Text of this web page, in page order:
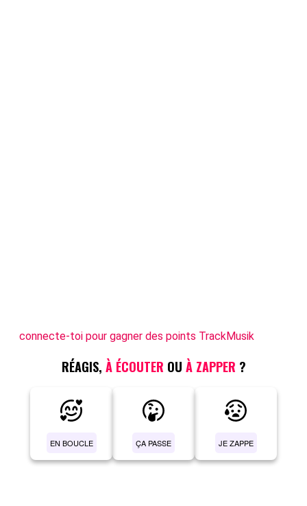
connecte-toi pour gagner des points TrackMusik
RÉAGIS, À ÉCOUTER OU À ZAPPER ?
EN BOUCLE ÇA PASSE JE ZAPPE